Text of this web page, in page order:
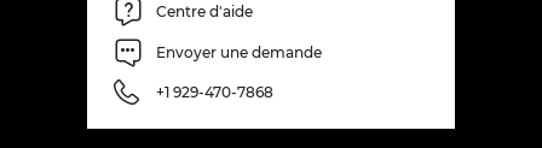
Centre d'aide
Envoyer une demande
+1 929-470-7868